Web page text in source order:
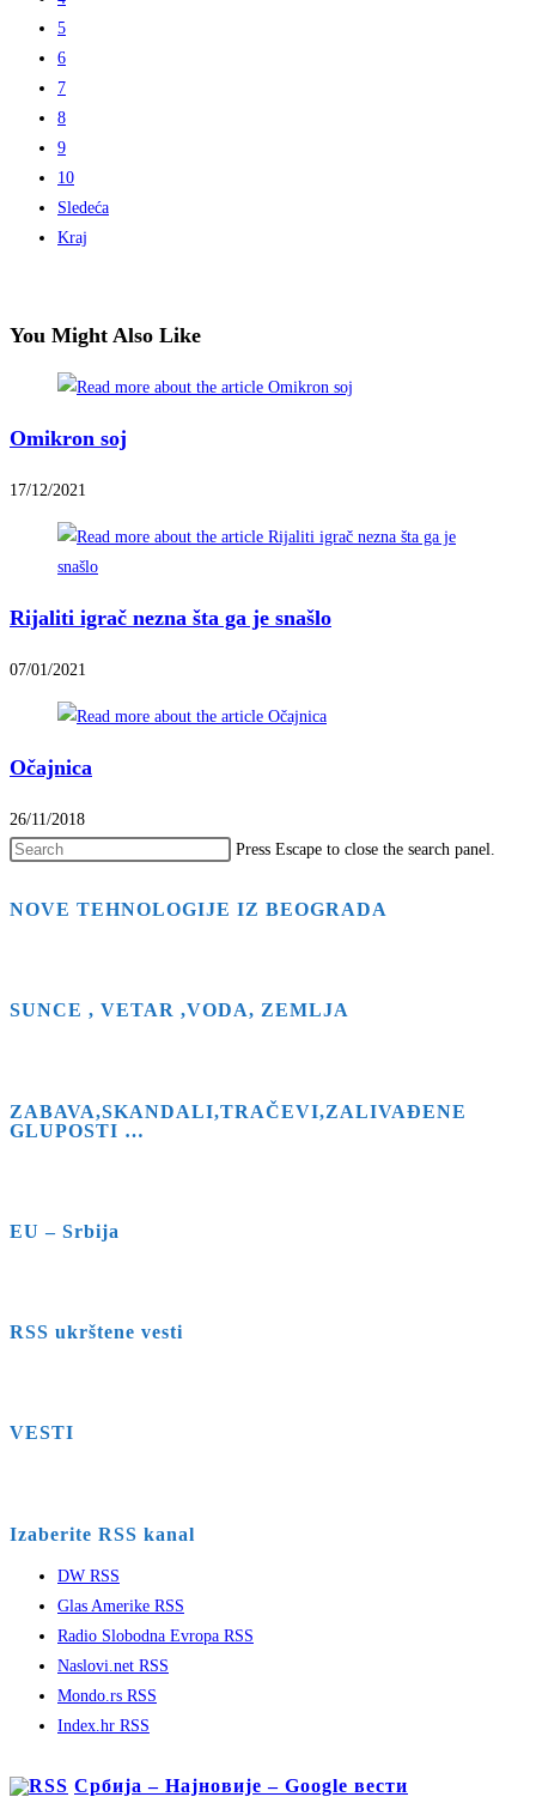
5
6
7
8
9
10
Sledeća
Kraj
You Might Also Like
Omikron soj
17/12/2021
Rijaliti igrač nezna šta ga je snašlo
07/01/2021
Očajnica
26/11/2018
Press Escape to close the search panel.
NOVE TEHNOLOGIJE IZ BEOGRADA
SUNCE , VETAR ,VODA, ZEMLJA
ZABAVA,SKANDALI,TRAČEVI,ZALIVAĐENE
GLUPOSTI …
EU – Srbija
RSS ukrštene vesti
VESTI
Izaberite RSS kanal
DW RSS
Glas Amerike RSS
Radio Slobodna Evropa RSS
Naslovi.net RSS
Mondo.rs RSS
Index.hr RSS
Србија – Најновије – Google вести